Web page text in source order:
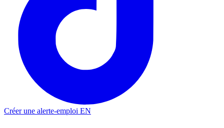
Créer une alerte-emploi EN